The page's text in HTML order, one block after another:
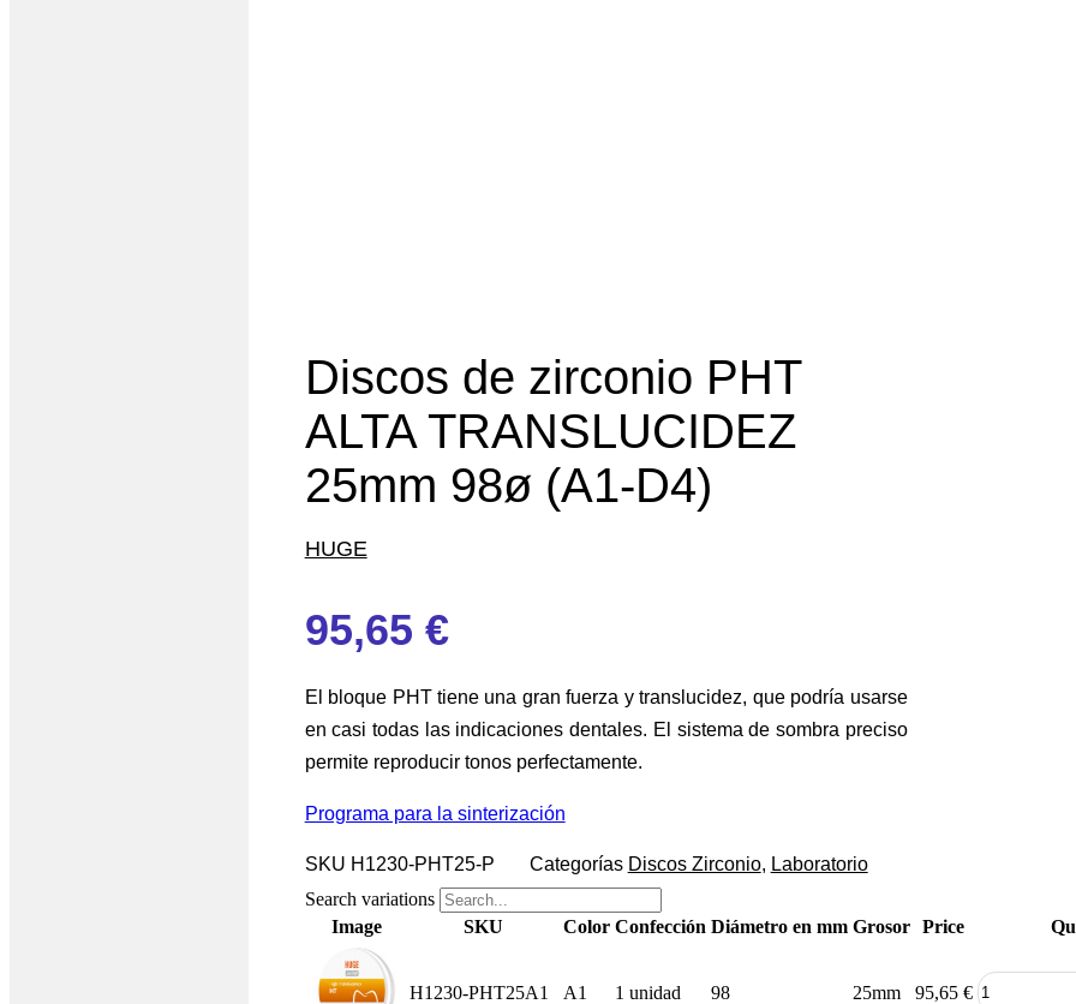
Discos de zirconio PHT
ALTA TRANSLUCIDEZ
25mm 98ø (A1-D4)
HUGE
95,65 €
El bloque PHT tiene una gran fuerza y translucidez, que podría usarse
en casi todas las indicaciones dentales. El sistema de sombra preciso
permite reproducir tonos perfectamente.
Programa para la sinterización
SKU H1230-PHT25-P Categorías Discos Zirconio, Laboratorio
Search variations
Image
SKU Color Confección Diámetro en mm Grosor Price
H1230-PHT25A1 A1 1 unidad 98 25mm 95,65 €